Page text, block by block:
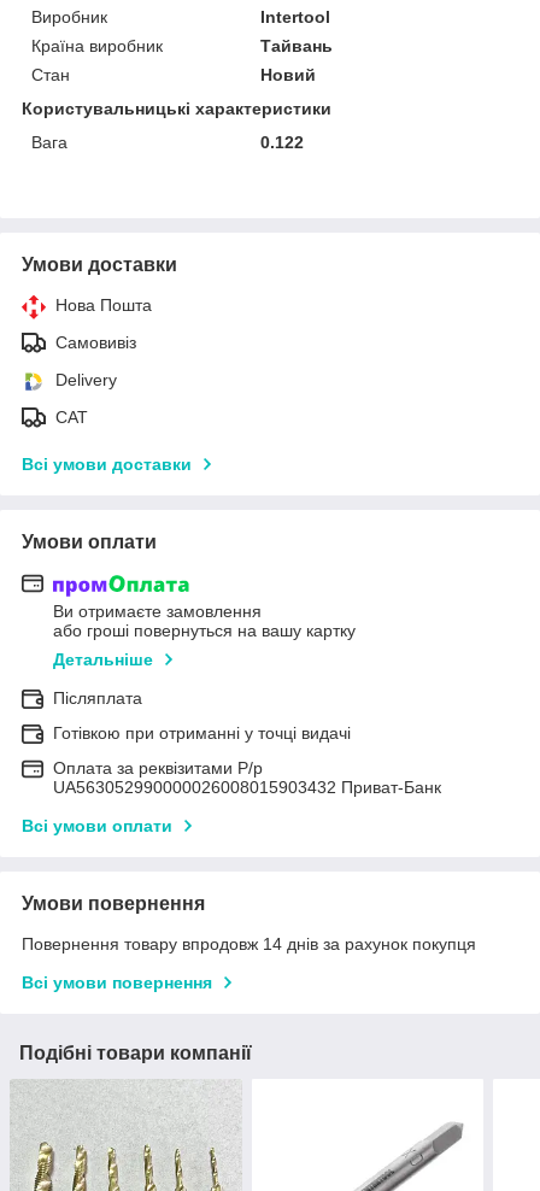
Виробник
Intertool
Країна виробник
Тайвань
Стан
Новий
Користувальницькі характеристики
Вага
0.122
Умови доставки
Нова Пошта
Самовивіз
Delivery
САТ
Всі умови доставки
Умови оплати
Ви отримаєте замовлення
або гроші повернуться на вашу картку
Детальніше
Післяплата
Готівкою при отриманні у точці видачі
Оплата за реквізитами Р/р
UA563052990000026008015903432 Приват-Банк
Всі умови оплати
Умови повернення
Повернення товару впродовж 14 днів за рахунок покупця
Всі умови повернення
Подібні товари компанії